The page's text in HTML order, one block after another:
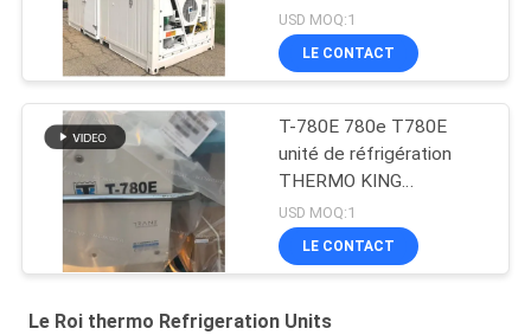
USD MOQ:1
LE CONTACT
T-780E 780e T780E
unité de réfrigération
THERMO KING
ventilateur électrique
avec moteur diesel avec
électrique en veille
USD MOQ:1
LE CONTACT
Le Roi thermo Refrigeration Units